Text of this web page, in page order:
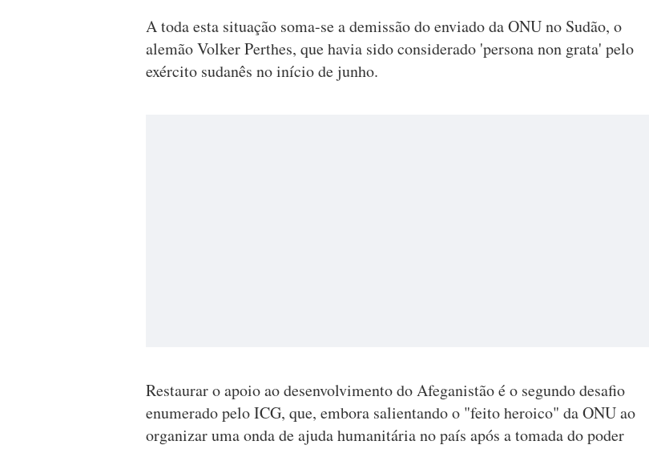
A toda esta situação soma-se a demissão do enviado da ONU no Sudão, o
alemão Volker Perthes, que havia sido considerado 'persona non grata' pelo
exército sudanês no início de junho.
Restaurar o apoio ao desenvolvimento do Afeganistão é o segundo desafio
enumerado pelo ICG, que, embora salientando o "feito heroico" da ONU ao
organizar uma onda de ajuda humanitária no país após a tomada do poder